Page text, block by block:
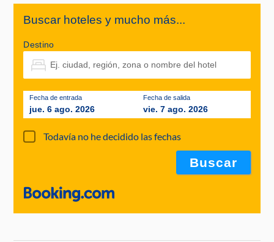
Buscar hoteles y mucho más...
Destino
Fecha de entrada
jue. 6 ago. 2026
Fecha de salida
vie. 7 ago. 2026
Todavía no he decidido las fechas